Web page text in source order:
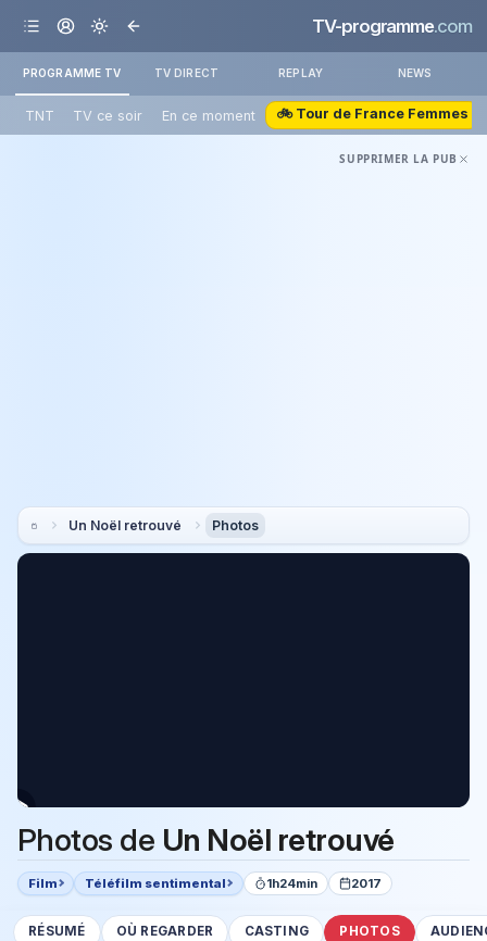
TV-programme.com
PROGRAMME TV TV DIRECT REPLAY NEWS
TNT TV ce soir En ce moment 🚲 Tour de France Femmes
SUPPRIMER LA PUB
Un Noël retrouvé Photos
Photos de Un Noël retrouvé
Film Téléfilm sentimental 1h24min 2017
RÉSUMÉ OÙ REGARDER CASTING PHOTOS